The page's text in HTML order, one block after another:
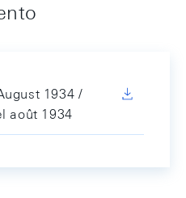
1934 /
août 1934